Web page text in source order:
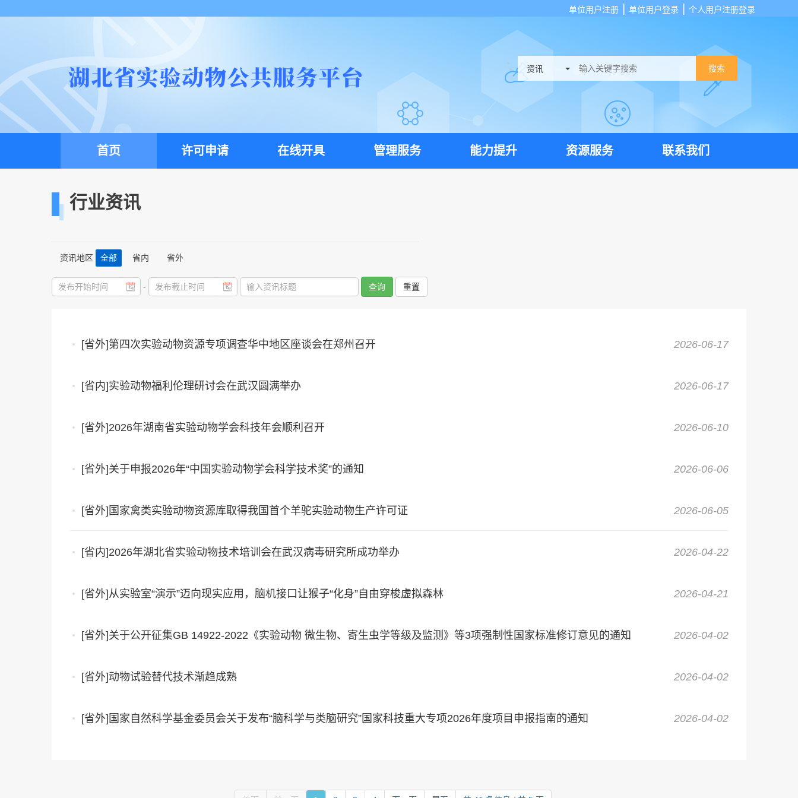
单位用户注册 单位用户登录 个人用户注册登录
搜索
首页 许可申请 在线开具 管理服务 能力提升 资源服务 联系我们
行业资讯
资讯地区 全部 省内 省外
- 查询 重置
2026-06-17
[省外]第四次实验动物资源专项调查华中地区座谈会在郑州召开
2026-06-17
[省内]实验动物福利伦理研讨会在武汉圆满举办
2026-06-10
[省外]2026年湖南省实验动物学会科技年会顺利召开
2026-06-06
[省外]关于申报2026年“中国实验动物学会科学技术奖”的通知
2026-06-05
[省外]国家禽类实验动物资源库取得我国首个羊驼实验动物生产许可证
2026-04-22
[省内]2026年湖北省实验动物技术培训会在武汉病毒研究所成功举办
2026-04-21
[省外]从实验室“演示”迈向现实应用，脑机接口让猴子“化身”自由穿梭虚拟森林
2026-04-02
[省外]关于公开征集GB 14922-2022《实验动物 微生物、寄生虫学等级及监测》等3项强制性国家标准修订意见的通知
2026-04-02
[省外]动物试验替代技术渐趋成熟
2026-04-02
[省外]国家自然科学基金委员会关于发布“脑科学与类脑研究”国家科技重大专项2026年度项目申报指南的通知